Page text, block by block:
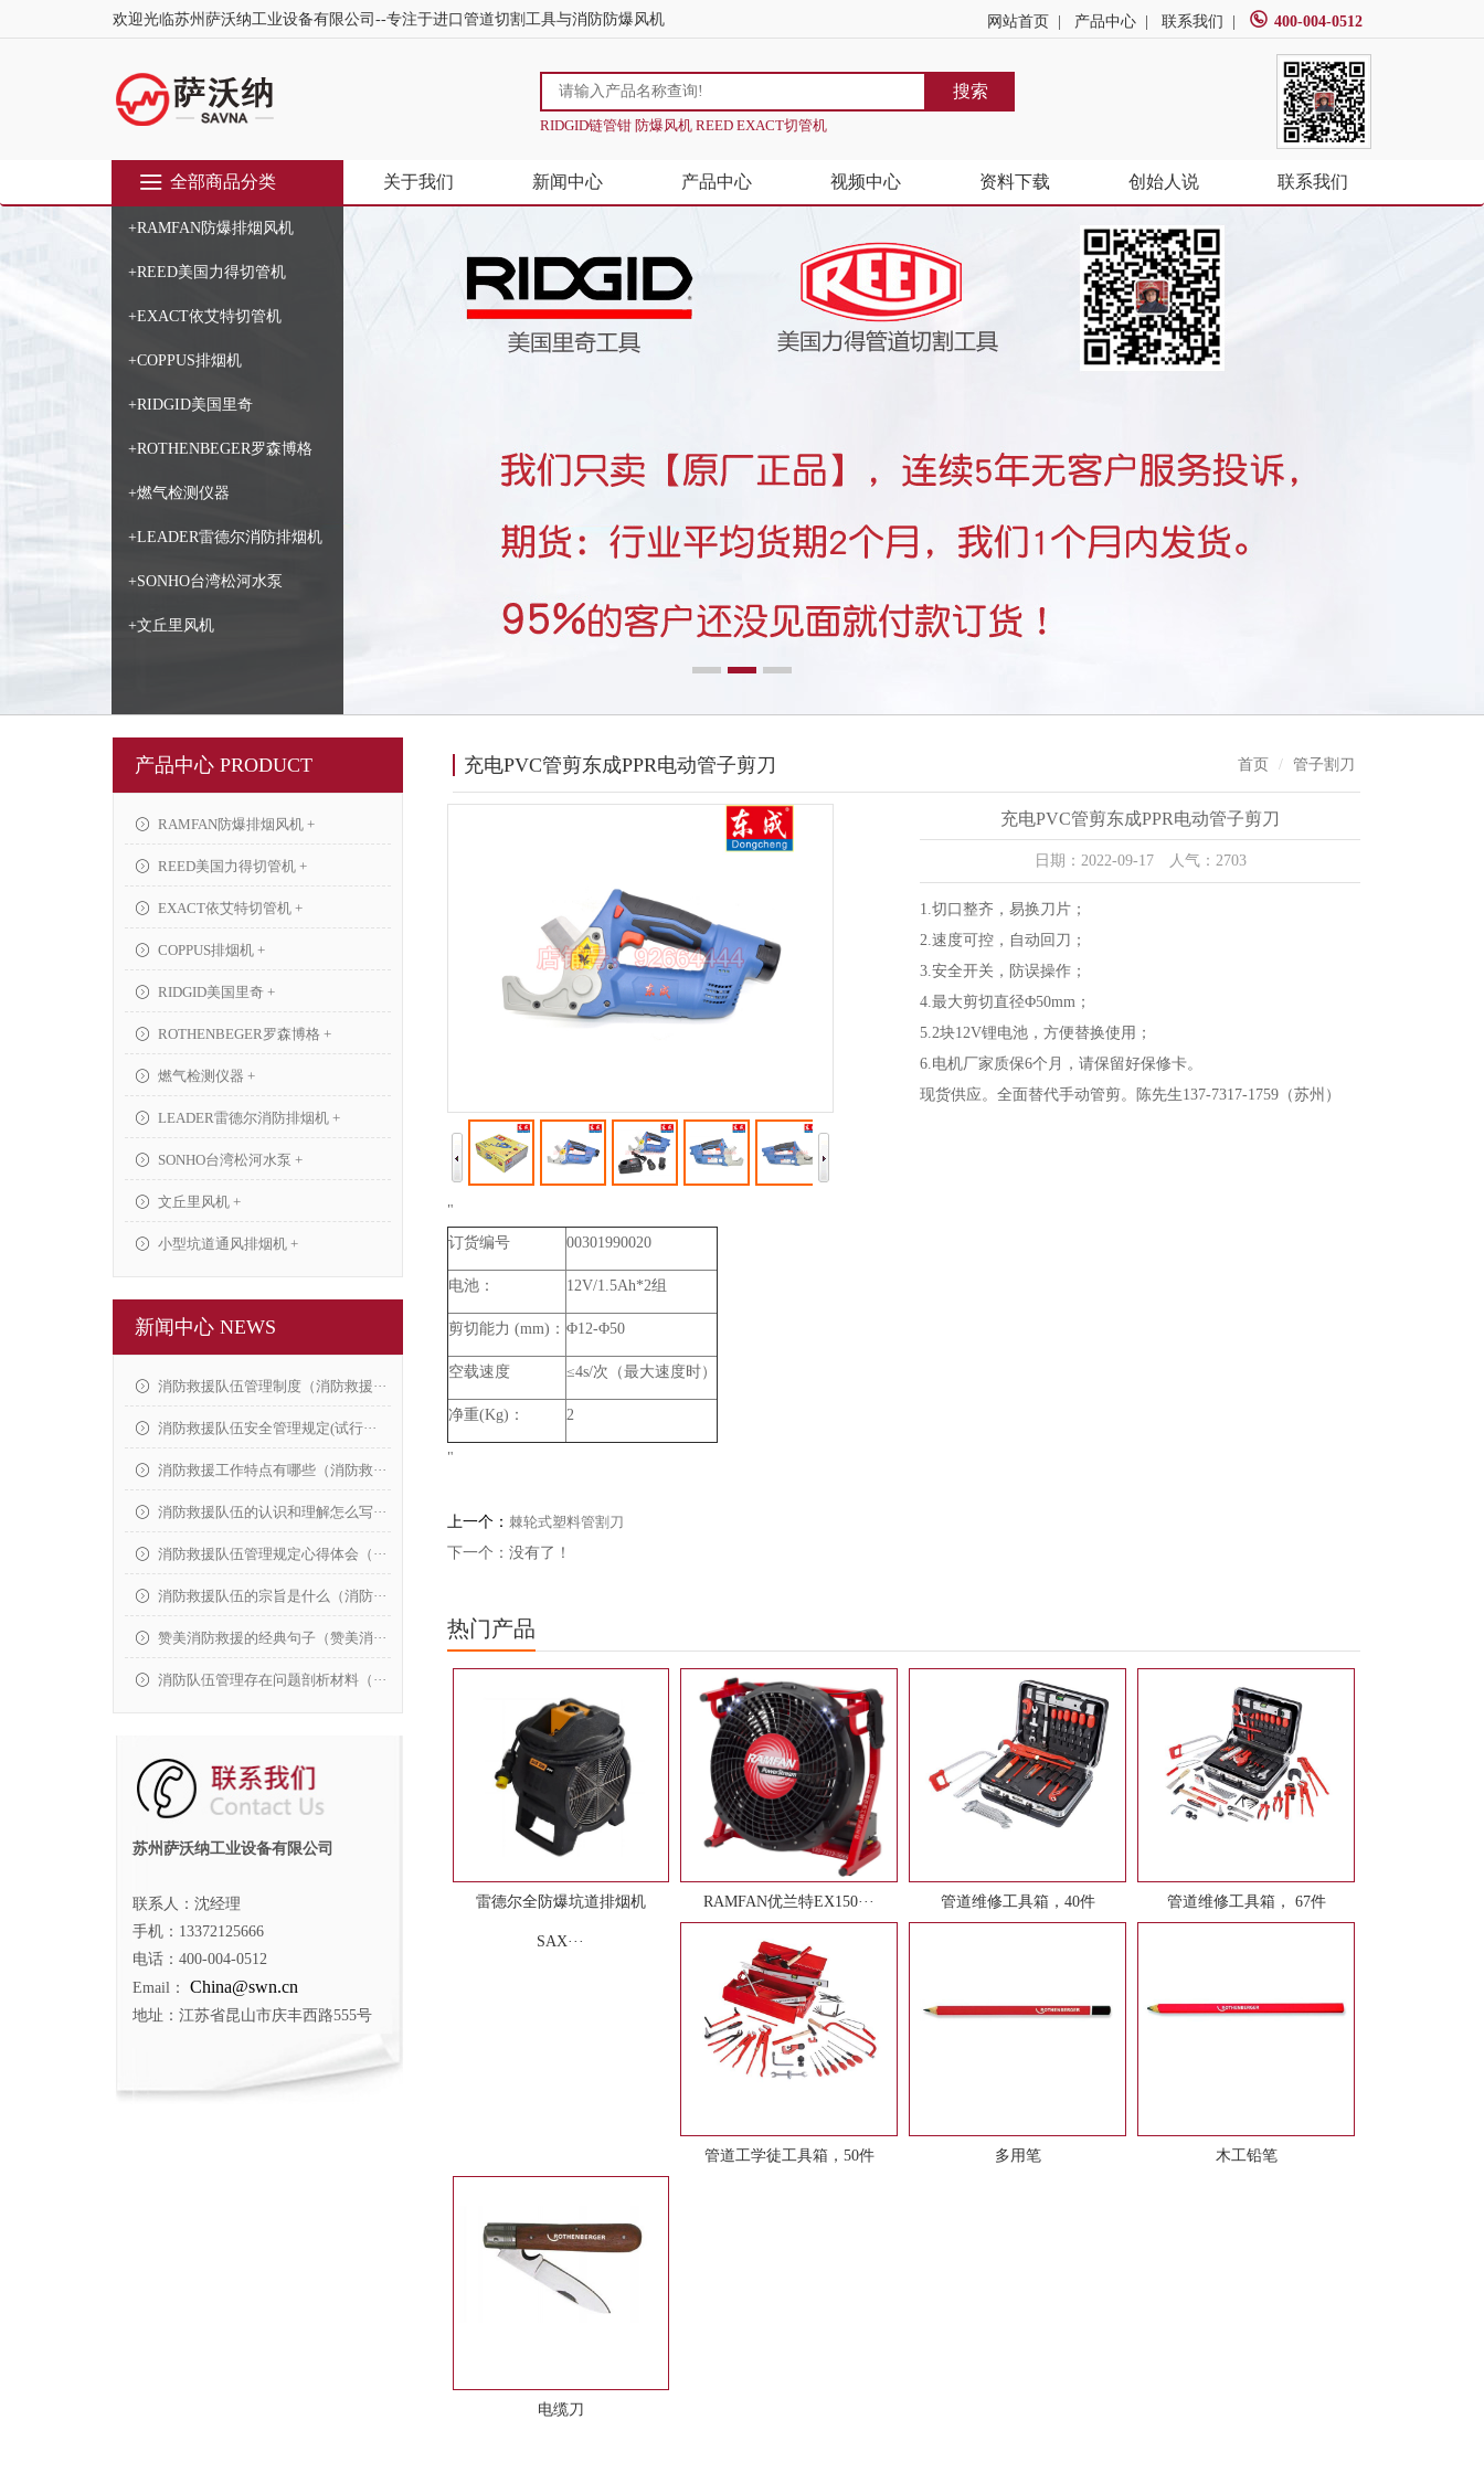
欢迎光临苏州萨沃纳工业设备有限公司--专注于进口管道切割工具与消防防爆风机 网站首页 产品中心 联系我们 400-004-0512
搜索
RIDGID链管钳 防爆风机 REED EXACT切管机
全部商品分类
+RAMFAN防爆排烟风机
+REED美国力得切管机
+EXACT依艾特切管机
+COPPUS排烟机
+RIDGID美国里奇
+ROTHENBEGER罗森博格
+燃气检测仪器
+LEADER雷德尔消防排烟机
+SONHO台湾松河水泵
+文丘里风机
关于我们 新闻中心 产品中心 视频中心 资料下载 创始人说 联系我们
产品中心 PRODUCT
RAMFAN防爆排烟风机 +
REED美国力得切管机 +
EXACT依艾特切管机 +
COPPUS排烟机 +
RIDGID美国里奇 +
ROTHENBEGER罗森博格 +
燃气检测仪器 +
LEADER雷德尔消防排烟机 +
SONHO台湾松河水泵 +
文丘里风机 +
小型坑道通风排烟机 +
新闻中心 NEWS
消防救援队伍管理制度（消防救援···
消防救援队伍安全管理规定(试行···
消防救援工作特点有哪些（消防救···
消防救援队伍的认识和理解怎么写···
消防救援队伍管理规定心得体会（···
消防救援队伍的宗旨是什么（消防···
赞美消防救援的经典句子（赞美消···
消防队伍管理存在问题剖析材料（···
苏州萨沃纳工业设备有限公司
联系人：沈经理
手机：13372125666
电话：400-004-0512
Email：
China@swn.cn
地址：江苏省昆山市庆丰西路555号
充电PVC管剪东成PPR电动管子剪刀 首页 管子割刀
充电PVC管剪东成PPR电动管子剪刀
日期：2022-09-17 人气：2703
1.切口整齐，易换刀片；
2.速度可控，自动回刀；
3.安全开关，防误操作；
4.最大剪切直径Φ50mm；
5.2块12V锂电池，方便替换使用；
6.电机厂家质保6个月，请保留好保修卡。
现货供应。全面替代手动管剪。陈先生137-7317-1759（苏州）
"
订货编号
00301990020
电池： 12V/1.5Ah*2组
剪切能力 (mm)： Φ12-Φ50
空载速度 ≤4s/次（最大速度时）
净重(Kg)： 2
"
上一个： 棘轮式塑料管割刀
下一个：没有了！
热门产品
雷德尔全防爆坑道排烟机
SAX···
RAMFAN优兰特EX150··· 管道维修工具箱，40件 管道维修工具箱， 67件
管道工学徒工具箱，50件 多用笔 木工铅笔
电缆刀